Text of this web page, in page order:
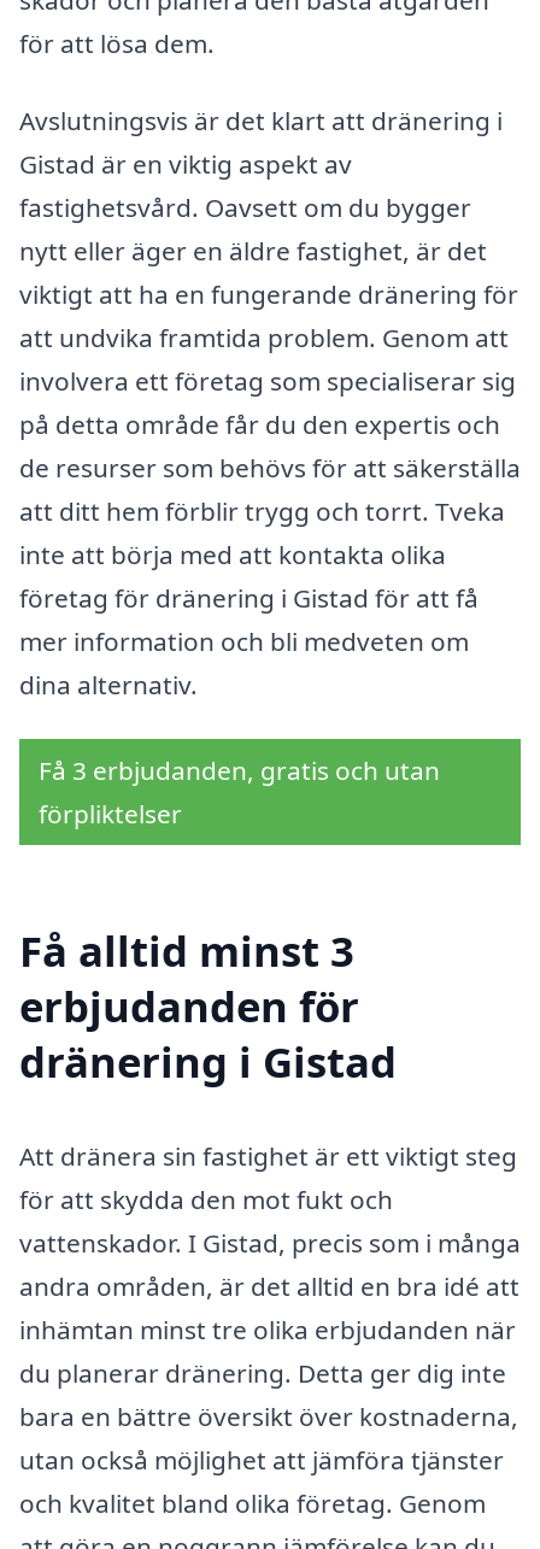
för att lösa dem.
Avslutningsvis är det klart att dränering i
Gistad är en viktig aspekt av
fastighetsvård. Oavsett om du bygger
nytt eller äger en äldre fastighet, är det
viktigt att ha en fungerande dränering för
att undvika framtida problem. Genom att
involvera ett företag som specialiserar sig
på detta område får du den expertis och
de resurser som behövs för att säkerställa
att ditt hem förblir trygg och torrt. Tveka
inte att börja med att kontakta olika
företag för dränering i Gistad för att få
mer information och bli medveten om
dina alternativ.
Få 3 erbjudanden, gratis och utan
förpliktelser
Få alltid minst 3
erbjudanden för
dränering i Gistad
Att dränera sin fastighet är ett viktigt steg
för att skydda den mot fukt och
vattenskador. I Gistad, precis som i många
andra områden, är det alltid en bra idé att
inhämtan minst tre olika erbjudanden när
du planerar dränering. Detta ger dig inte
bara en bättre översikt över kostnaderna,
utan också möjlighet att jämföra tjänster
och kvalitet bland olika företag. Genom